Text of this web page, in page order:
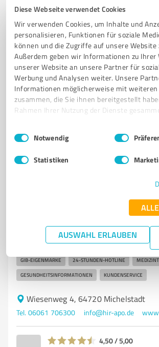
Diese Webseite verwendet Cookies
Wir verwenden Cookies, um Inhalte und
personalisieren, Funktionen für soziale
können und die Zugriffe auf unsere Website
Außerdem geben wir Informationen zu Ihrer
unserer Website an unsere Partner für
Werbung und Analysen weiter. Unsere
Informationen möglicherweise mit weiteren
zusammen, die Sie ihnen bereitgestellt
Rahmen Ihrer Nutzung der Dienste
Impressum Datenschutzbestimmungen
Einwilligungsauswahl
Notwendig
Statistiken
AUSWAHL ERLAUBEN
TRAPEZBLECHE PROFILBLECHE BERATUNG
Industriestraße 17, 64720
Tel. 06061 94260
info@profi-mertins.de
profi-mertins.com/
4,60 / 5,00
Hirsch-Apotheke - Mirko Malter
Umfassende Gesundheitsversorgung
MICHELSTADT
HOMÖOPATHIE NATURHEILPRODUKTE
GIB-EIGENMARKE 24-STUNDEN-HOTLINE
GESUNDHEITSINFORMATIONEN KUNDENSERVICE
Wiesenweg 4, 64720 Michelstadt
Tel. 06061 706300 info@hir-apo.de
4,50 / 5,00